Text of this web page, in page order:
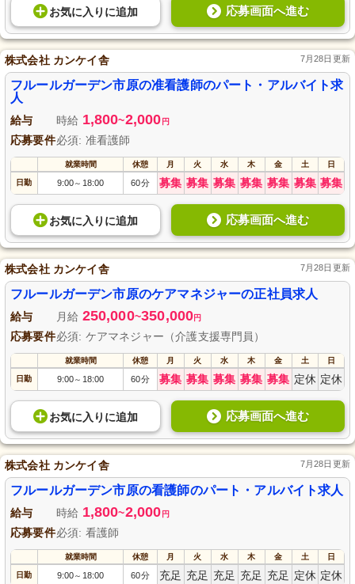
お気に入り に追加 応募画面へ進む
株式会社 カンケイ舎 7月28日更新
フルールガーデン市原の准看護師のパート・アルバイト求
人
給与 時給 1,800~2,000 円
応募要件必須: 准看護師
就業時間 休憩 月 火 水 木 金 土 日
日勤 9:00～ 18:00 60分 募集 募集 募集 募集 募集 募集 募集
お気に入り に追加 応募画面へ進む
株式会社 カンケイ舎 7月28日更新
フルールガーデン市原のケアマネジャーの正社員求人
給与 月給 250,000~350,000円
応募要件必須: ケアマネジャー（介護支援専門員）
就業時間 休憩 月 火 水 木 金 土 日
日勤 9:00～ 18:00 60分 募集 募集 募集 募集 募集 定休 定休
お気に入り に追加 応募画面へ進む
株式会社 カンケイ舎 7月28日更新
フルールガーデン市原の看護師のパート・アルバイト求人
給与 時給 1,800~2,000 円
応募要件必須: 看護師
就業時間 休憩 月 火 水 木 金 土 日
日勤 9:00～ 18:00 60分 充足 充足 充足 充足 充足 定休 定休